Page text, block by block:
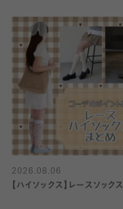
2026.08.06
【ハイソックス】レースソックス